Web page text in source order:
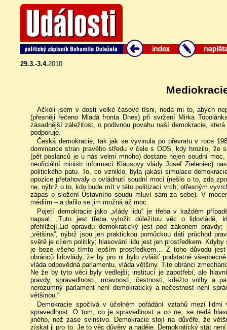
29.3.-3.4.2010
Ačkoli jsem v dosti velké časové tísni, nedá mi to, abych
(přesněji řečeno Mladá fronta Dnes) při svržení Mirka
zásadnější záležitost, o podivnou povahu naší demokracie,
podporuje.
Česká demokracie, tak jak se vyvinula po převratu v roce
dominance stran pravého středu v čele s ODS, kdy hrozilo, že
(pět poslanců je u nás velmi mnoho) dostane nejen soudní
neoficiální ministr informací Klausovy vlády Josef Zieleniec)
politického patu. To, co vzniklo, byla jakási simulace
opozice přetahovaly o ovládnutí soudní moci (nešlo o to, zda
ne, nýbrž o to, kdo bude mít v této politizaci vrch; otřesným
zápas o složení Ústavního soudu mluví sám za sebe). V
médiím – a dařilo se jim možná až moc.
Pojetí demokracie jako „vlády lidu“ je třeba v každém
napsal: „Tuto jest třeba vyložit důležitou věc o lidovládě,
přehlížejí.Lid opravdu demokratický jest pod zákonem
„většina“, nýbrž jsou jen praktickou pomůckou dáti průchod
světě je cílem politiky; hlasování lidu jest jen prostředkem.
je beze všeho tímto lepším prostředkem… Z toho důvodu
obránců lidovlády, že by pro ni bylo zvlášť podstatné
vláda odpovědná parlamentu, vláda většiny. Tito obránci
Ne že by tyto věci byly vedlejší; institucí je zapotřebí, ale
pravdy, spravedlnosti, mravnosti, čestnosti, kdežto volby a
nerozumný parlament není demokratický a nečestnost není
většinou.“
Demokracie spočívá v účelném pořádání vztahů mezi
spravedlnost. O tom, co je spravedlnost a co ne, se nedá
jiného, než zase svinstvo. Demokracie stojí na důvěře, že
získat ji pro to. Je to věc důvěry a naděje. Demokratický stát